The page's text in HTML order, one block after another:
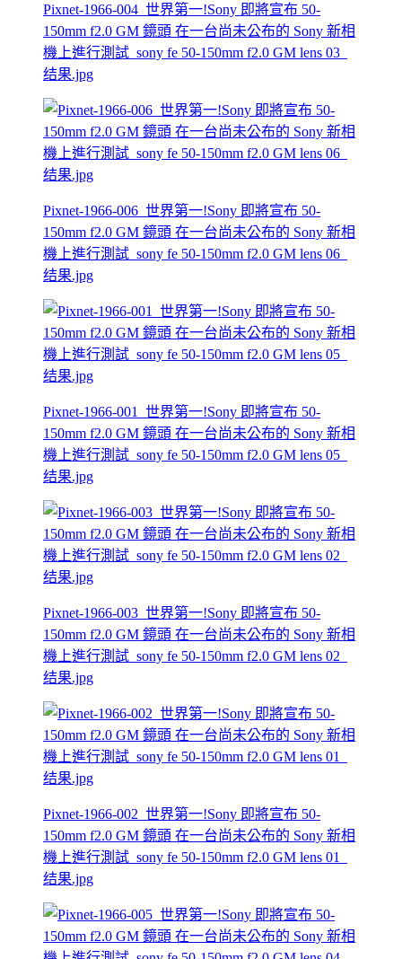
Pixnet-1966-004_世界第一!Sony 即將宣布 50-
150mm f2.0 GM 鏡頭 在一台尚未公布的 Sony 新相
機上進行測試_sony fe 50-150mm f2.0 GM lens 03_
结果.jpg
Pixnet-1966-006_世界第一!Sony 即將宣布 50-
150mm f2.0 GM 鏡頭 在一台尚未公布的 Sony 新相
機上進行測試_sony fe 50-150mm f2.0 GM lens 06_
结果.jpg
Pixnet-1966-001_世界第一!Sony 即將宣布 50-
150mm f2.0 GM 鏡頭 在一台尚未公布的 Sony 新相
機上進行測試_sony fe 50-150mm f2.0 GM lens 05_
结果.jpg
Pixnet-1966-003_世界第一!Sony 即將宣布 50-
150mm f2.0 GM 鏡頭 在一台尚未公布的 Sony 新相
機上進行測試_sony fe 50-150mm f2.0 GM lens 02_
结果.jpg
Pixnet-1966-002_世界第一!Sony 即將宣布 50-
150mm f2.0 GM 鏡頭 在一台尚未公布的 Sony 新相
機上進行測試_sony fe 50-150mm f2.0 GM lens 01_
结果.jpg